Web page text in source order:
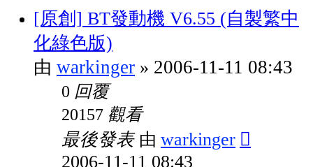
[原創] BT發動機 V6.55 (自製繁中
化綠色版)
由 warkinger » 2006-11-11 08:43
0 回覆
20157 觀看
最後發表 由 warkinger
2006-11-11 08:43